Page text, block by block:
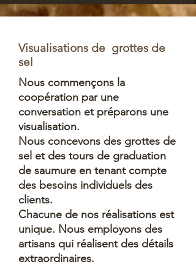
Visualisations de grottes de
sel
Nous commençons la
coopération par une
conversation et préparons une
visualisation.
Nous concevons des grottes de
sel et des tours de graduation
de saumure en tenant compte
des besoins individuels des
clients.
Chacune de nos réalisations est
unique. Nous employons des
artisans qui réalisent des détails
extraordinaires.